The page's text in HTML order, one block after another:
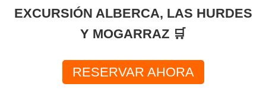
EXCURSIÓN ALBERCA, LAS HURDES
Y MOGARRAZ 🛒
RESERVAR AHORA